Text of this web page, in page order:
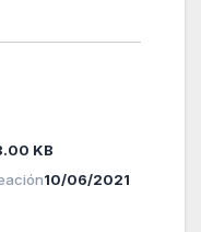
KB
10/06/2021